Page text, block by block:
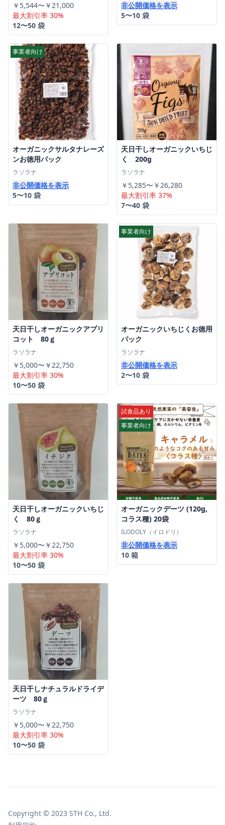
￥5,544〜￥21,000
最大割引率 30%
12〜50 袋
非公開価格を表示
5〜10 袋
事業者向け
オーガニックサルタナレーズ
ンお徳用パック
ラソラナ
非公開価格を表示
5〜10 袋
天日干しオーガニックいちじ
く 200g
ラソラナ
￥5,285〜￥26,280
最大割引率 37%
7〜40 袋
天日干しオーガニックアプリ
コット 80ｇ
ラソラナ
￥5,000〜￥22,750
最大割引率 30%
10〜50 袋
事業者向け
オーガニックいちじくお徳用
パック
ラソラナ
非公開価格を表示
2〜10 袋
天日干しオーガニックいちじ
く 80ｇ
ラソラナ
￥5,000〜￥22,750
最大割引率 30%
10〜50 袋
試食品あり
事業者向け
オーガニックデーツ (120g,
コラス種) 20袋
ILODOLY（イロドリ）
非公開価格を表示
10 箱
天日干しナチュラルドライデ
ーツ 80ｇ
ラソラナ
￥5,000〜￥22,750
最大割引率 30%
10〜50 袋
Copyright © 2023 STH Co., Ltd.